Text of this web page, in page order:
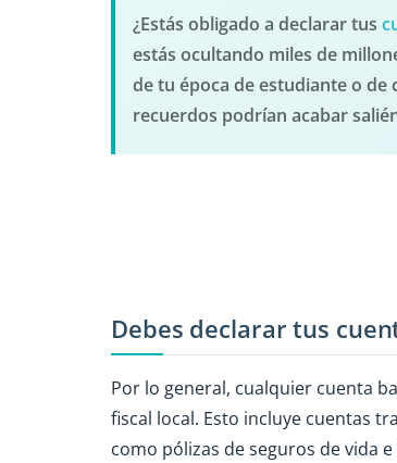
¿Estás obligado a declarar tus
estás ocultando miles de
de tu época de estudiante o de
recuerdos podrían acabar
Debes declarar tus
Por lo general, cualquier cuenta
fiscal local. Esto incluye cuentas
como pólizas de seguros de vida